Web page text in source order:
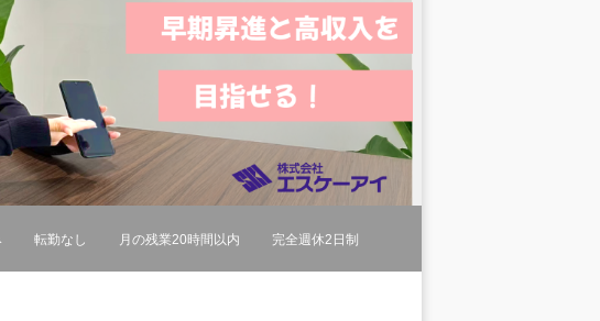
転勤なし 月の残業20時間以内 完全週休2日制